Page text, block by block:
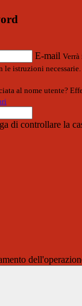
E-mail
istruzioni necessarie.
al nome utente?
di controllare la